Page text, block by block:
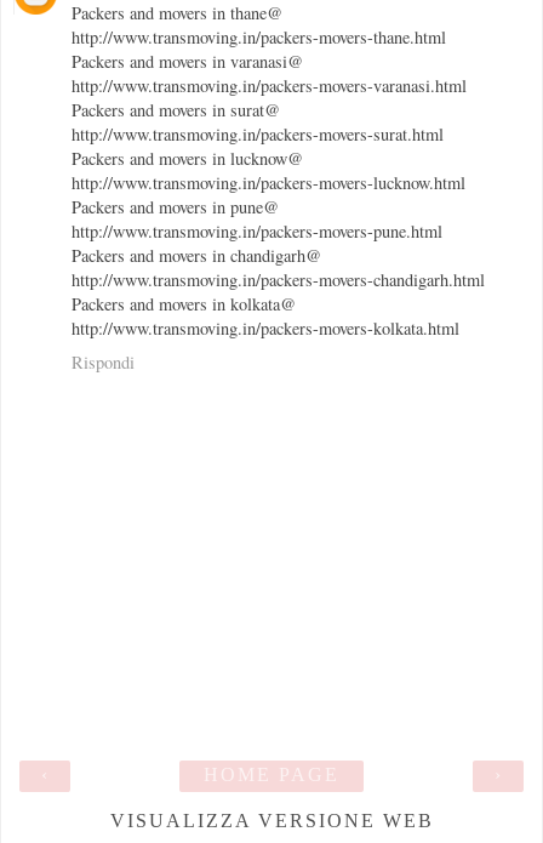
Packers and movers in thane@
http://www.transmoving.in/packers-movers-thane.html
Packers and movers in varanasi@
http://www.transmoving.in/packers-movers-varanasi.html
Packers and movers in surat@
http://www.transmoving.in/packers-movers-surat.html
Packers and movers in lucknow@
http://www.transmoving.in/packers-movers-lucknow.html
Packers and movers in pune@
http://www.transmoving.in/packers-movers-pune.html
Packers and movers in chandigarh@
http://www.transmoving.in/packers-movers-chandigarh.html
Packers and movers in kolkata@
http://www.transmoving.in/packers-movers-kolkata.html
Rispondi
›
HOME PAGE
VISUALIZZA VERSIONE WEB